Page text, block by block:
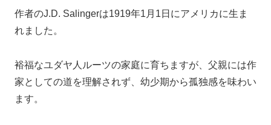
作者のJ.D. Salingerは1919年1月1日にアメリカに生ま
れました。
裕福なユダヤ人ルーツの家庭に育ちますが、父親には作
家としての道を理解されず、幼少期から孤独感を味わい
ます。